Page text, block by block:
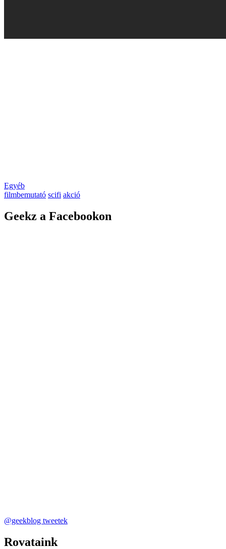
Egyéb
filmbemutató scifi akció
Geekz a Facebookon
@geekblog tweetek
Rovataink